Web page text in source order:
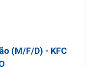
(m/f/d) - KFC